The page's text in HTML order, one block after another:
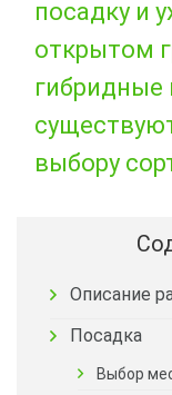
посадку и
открытом
гибридные
выбору
Описание
Посадка
Выбор